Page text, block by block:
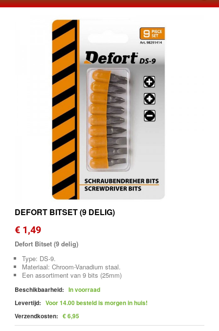
DEFORT BITSET (9 DELIG)
€ 1,49
Defort Bitset (9 delig)
Type: DS-9.
Materiaal: Chroom-Vanadium staal.
Een assortiment van 9 bits (25mm)
Beschikbaarheid: In voorraad
Levertijd: Voor 14.00 besteld is morgen in huis!
Verzendkosten: € 6,95